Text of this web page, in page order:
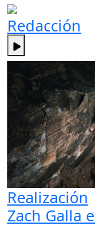
Redacción
Realización
Zach Galla